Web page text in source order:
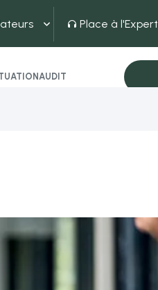
Place à l'Expert
AUDIT